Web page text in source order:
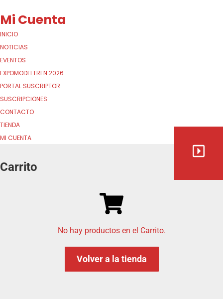
Mi Cuenta
INICIO
NOTICIAS
EVENTOS
EXPOMODELTREN 2026
PORTAL SUSCRIPTOR
SUSCRIPCIONES
CONTACTO
TIENDA
MI CUENTA
Carrito
No hay productos en el Carrito.
Volver a la tienda